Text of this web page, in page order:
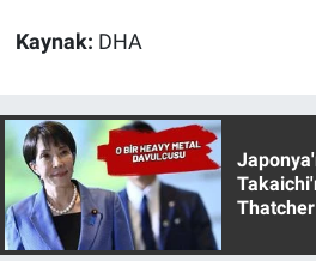
Kaynak: DHA
Thatcher
Yerel Gündem
Yerel Yaşam
Canlı Yayın